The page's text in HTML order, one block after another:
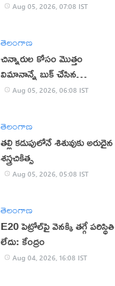
కొడుకు, కోడలు!
Aug 05, 2026, 07:08 IST
తెలంగాణ
చిన్నారుల కోసం మొత్తం
విమానాన్నే బుక్ చేసిన
యూట్యూబర్
Aug 05, 2026, 06:08 IST
తెలంగాణ
తల్లి కడుపులోనే శిశువుకు అరుదైన
శస్త్రచికిత్స
Aug 05, 2026, 05:08 IST
తెలంగాణ
E20 పెట్రోల్‌పై వెనక్కి తగ్గే పరిస్థితి
లేదు: కేంద్రం
Aug 04, 2026, 16:08 IST